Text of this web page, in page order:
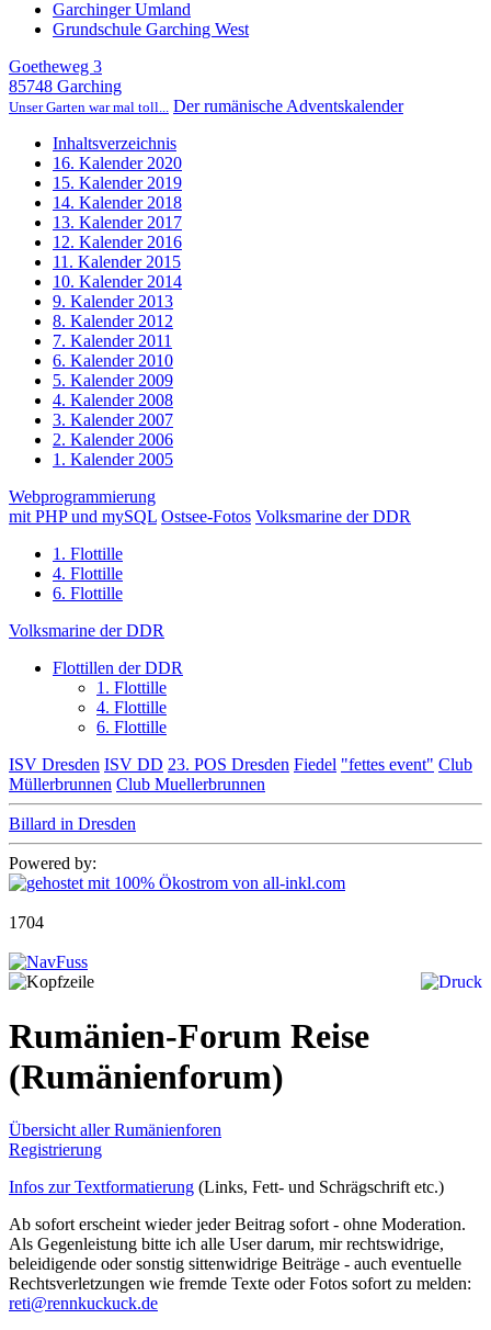
Garchinger Umland
Grundschule Garching West
Goetheweg 3
85748 Garching
Unser Garten war mal toll... Der rumänische Adventskalender
Inhaltsverzeichnis
16. Kalender 2020
15. Kalender 2019
14. Kalender 2018
13. Kalender 2017
12. Kalender 2016
11. Kalender 2015
10. Kalender 2014
9. Kalender 2013
8. Kalender 2012
7. Kalender 2011
6. Kalender 2010
5. Kalender 2009
4. Kalender 2008
3. Kalender 2007
2. Kalender 2006
1. Kalender 2005
Webprogrammierung
mit PHP und mySQL Ostsee-Fotos Volksmarine der DDR
1. Flottille
4. Flottille
6. Flottille
Volksmarine der DDR
Flottillen der DDR
1. Flottille
4. Flottille
6. Flottille
ISV Dresden ISV DD 23. POS Dresden Fiedel "fettes event" Club
Müllerbrunnen Club Muellerbrunnen
Billard in Dresden
Powered by:
1704
Rumänien-Forum Reise
(Rumänienforum)
Übersicht aller Rumänienforen
Registrierung
Infos zur Textformatierung (Links, Fett- und Schrägschrift etc.)
Ab sofort erscheint wieder jeder Beitrag sofort - ohne Moderation.
Als Gegenleistung bitte ich alle User darum, mir rechtswidrige,
beleidigende oder sonstig sittenwidrige Beiträge - auch eventuelle
Rechtsverletzungen wie fremde Texte oder Fotos sofort zu melden:
reti@rennkuckuck.de